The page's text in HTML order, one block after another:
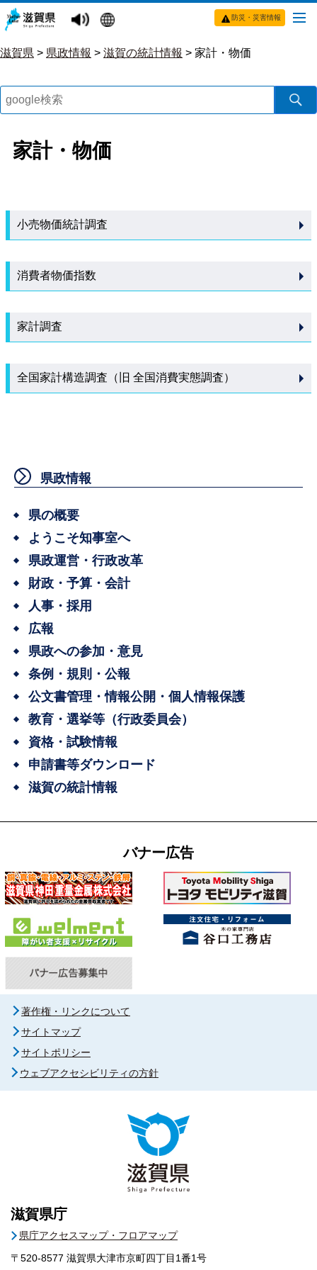
防災・災害情報
滋賀県 > 県政情報 > 滋賀の統計情報 > 家計・物価
家計・物価
小売物価統計調査
消費者物価指数
家計調査
全国家計構造調査（旧 全国消費実態調査）
県政情報
県の概要
ようこそ知事室へ
県政運営・行政改革
財政・予算・会計
人事・採用
広報
県政への参加・意見
条例・規則・公報
公文書管理・情報公開・個人情報保護
教育・選挙等（行政委員会）
資格・試験情報
申請書等ダウンロード
滋賀の統計情報
バナー広告
著作権・リンクについて
サイトマップ
サイトポリシー
ウェブアクセシビリティの方針
滋賀県庁
県庁アクセスマップ・フロアマップ
〒520-8577 滋賀県大津市京町四丁目1番1号